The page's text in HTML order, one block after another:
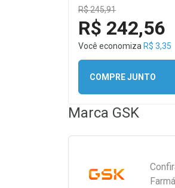
R$ 245,91
R$ 242,56
Você economiza R$ 3,35
COMPRE JUNTO
Marca GSK